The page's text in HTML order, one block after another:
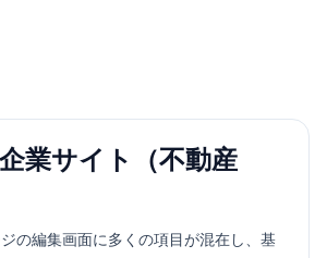
業サイト（不動産
の編集画面に多くの項目が混在し、基